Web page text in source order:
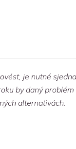
je nutné
by daný
alternativách.